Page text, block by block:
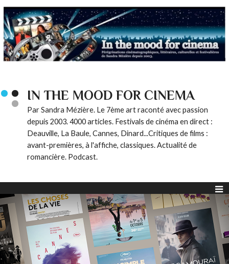
IN THE MOOD FOR CINEMA
Par Sandra Mézière. Le 7ème art raconté avec passion
depuis 2003. 4000 articles. Festivals de cinéma en direct :
Deauville, La Baule, Cannes, Dinard...Critiques de films :
avant-premières, à l'affiche, classiques. Actualité de
romancière. Podcast.